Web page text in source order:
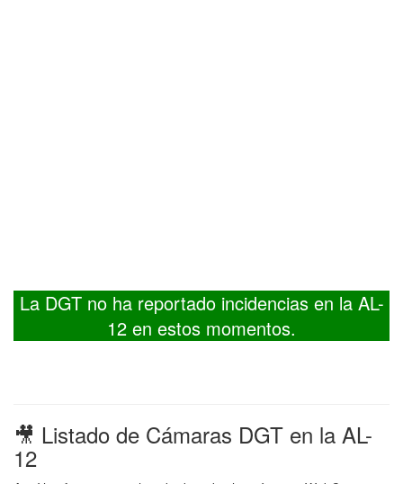
La DGT no ha reportado incidencias en la AL-
12 en estos momentos.
🎥 Listado de Cámaras DGT en la AL-
12